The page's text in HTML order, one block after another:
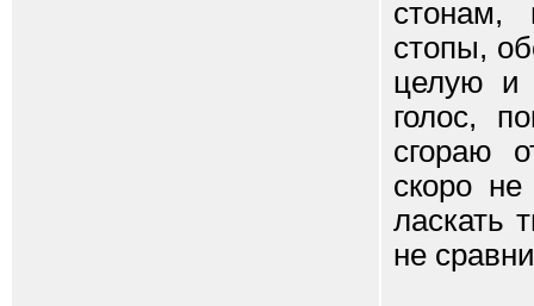
стонам,
стопы,
целую и
голос,
сгораю
скоро
ласкать
не